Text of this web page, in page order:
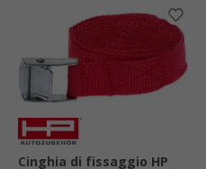
Cinghia di fissaggio HP